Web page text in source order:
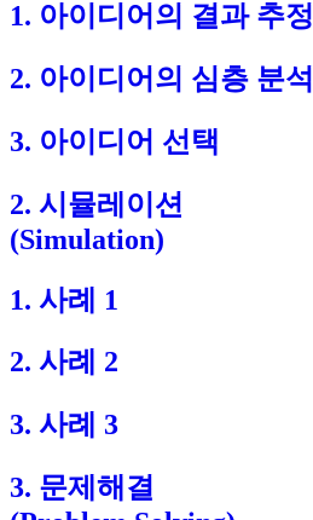
1. 아이디어의 결과 추정
2. 아이디어의 심층 분석
3. 아이디어 선택
2. 시뮬레이션
(Simulation)
1. 사례 1
2. 사례 2
3. 사례 3
3. 문제해결